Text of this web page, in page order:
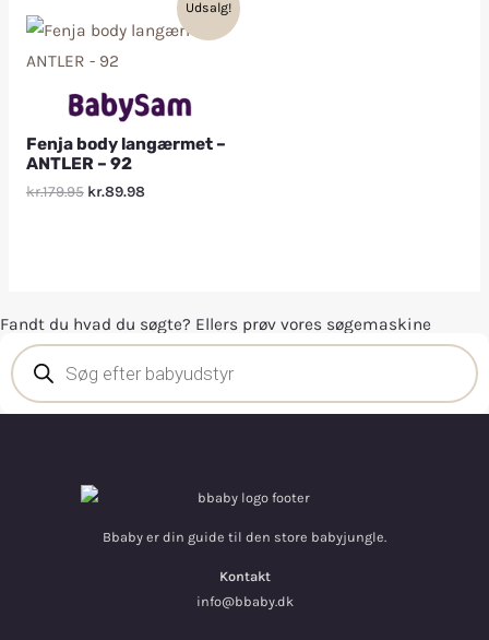
Udsalg!
Fenja body langærmet –
ANTLER – 92
kr.179.95 kr.89.98
Fandt du hvad du søgte? Ellers prøv vores søgemaskine
Bbaby er din guide til den store babyjungle.
Kontakt
info@bbaby.dk